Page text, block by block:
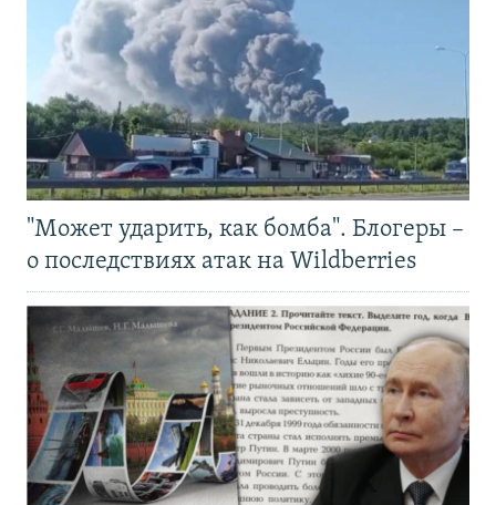
"Может ударить, как бомба". Блогеры –
о последствиях атак на Wildberries